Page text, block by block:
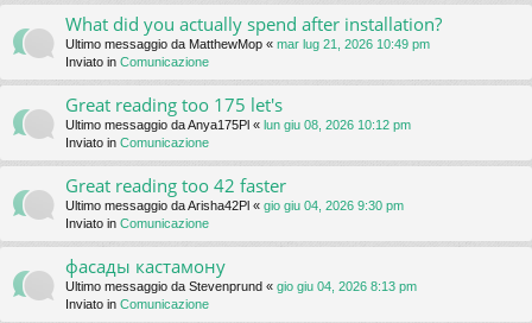
What did you actually spend after installation?
Ultimo messaggio da MatthewMop « mar lug 21, 2026 10:49 pm
Inviato in Comunicazione
Great reading too 175 let's
Ultimo messaggio daAnya175Pl « lun giu 08, 2026 10:12 pm
Inviato in Comunicazione
Great reading too 42 faster
Ultimo messaggio daArisha42Pl « gio giu 04, 2026 9:30 pm
Inviato in Comunicazione
фасады кастамону
Ultimo messaggio da Stevenprund « gio giu 04, 2026 8:13 pm
Inviato in Comunicazione